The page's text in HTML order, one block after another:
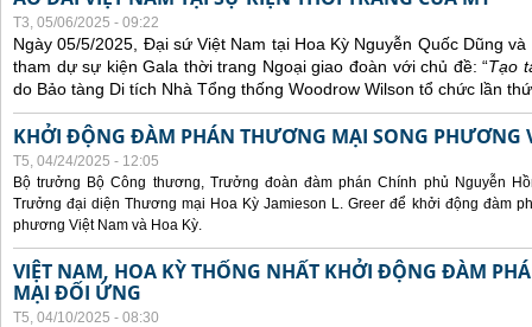
T3, 05/06/2025 - 09:22
Ngày 05/5/2025, Đại sứ Việt Nam tại Hoa Kỳ Nguyễn Quốc Dũng
tham dự sự kiện Gala thời trang Ngoại giao đoàn với chủ đề: “Tạo
do Bảo tàng Di tích Nhà Tổng thống Woodrow Wilson tổ chức lần
KHỞI ĐỘNG ĐÀM PHÁN THƯƠNG MẠI SONG PHƯƠNG
T5, 04/24/2025 - 12:05
Bộ trưởng Bộ Công thương, Trưởng đoàn đàm phán Chính phủ Nguyễn
Trưởng đại diện Thương mại Hoa Kỳ Jamieson L. Greer để khởi động đàm
phương Việt Nam và Hoa Kỳ.
VIỆT NAM, HOA KỲ THỐNG NHẤT KHỞI ĐỘNG ĐÀM
MẠI ĐỐI ỨNG
T5, 04/10/2025 - 08:30